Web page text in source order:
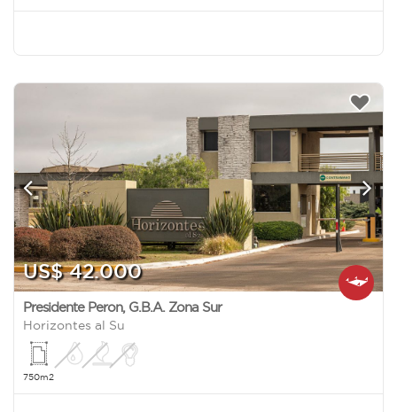
US$ 42.000
Presidente Peron, G.B.A. Zona Sur
Horizontes al Su
750m2